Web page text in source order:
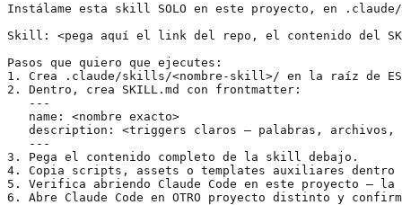
Instálame esta skill SOLO en este proyecto, en
Skill: <pega aquí el link del repo, el contenido del
Pasos que quiero que ejecutes:
1. Crea .claude/skills/<nombre-skill>/ en la raíz de
2. Dentro, crea SKILL.md con frontmatter:
   ---
   name: <nombre exacto>
description: <triggers claros — palabras, archivos,
   ---
3. Pega el contenido completo de la skill debajo.
4. Copia scripts, assets o templates auxiliares dentro
5. Verifica abriendo Claude Code en este proyecto —
6. Abre Claude Code en OTRO proyecto distinto y